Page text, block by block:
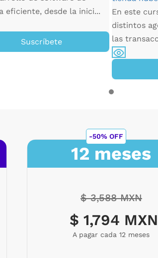
eficiente, desde la inici...
Suscríbete
En este
distintos
las
-50% OFF
12 meses
$ 3,588 MXN
$ 1,794 MXN
A pagar cada 12 meses